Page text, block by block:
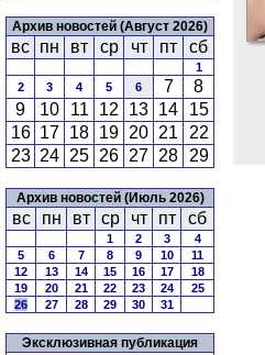
Архив новостей (Август 2026)
вс пн вт ср чт пт сб
1
2
3 4 5 6 7
8
9
10 11 12 13 14
15
16 17 18 19 20 21
22
23 24 25 26 27 28 29
Архив новостей (Июль 2026)
вс пн вт ср чт пт сб
1 2 3
4
5
6 7 8 9 10
11
12
13 14 15 16 17
18
19
20 21 22 23 24
25
26
27 28 29 30 31
Эксклюзивная публикация